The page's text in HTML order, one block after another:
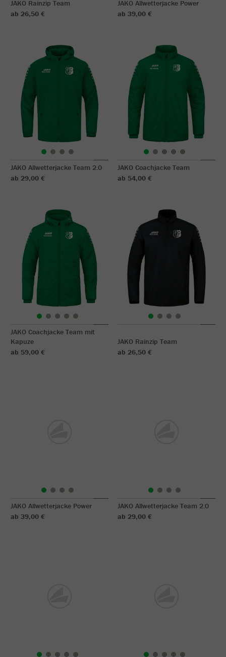
JAKO Rainzip Team
ab 26,50 €
JAKO Allwetterjacke Power
ab 39,00 €
JAKO Allwetterjacke Team 2.0
ab 29,00 €
JAKO Coachjacke Team
ab 54,00 €
JAKO Coachjacke Team mit
Kapuze
ab 59,00 €
JAKO Rainzip Team
ab 26,50 €
JAKO Allwetterjacke Power
ab 39,00 €
JAKO Allwetterjacke Team 2.0
ab 29,00 €